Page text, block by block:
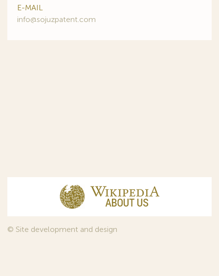
E-MAIL
info@sojuzpatent.com
© Site development and design